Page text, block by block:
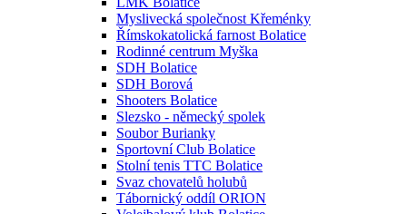
Myslivecká společnost Křeménky
Římskokatolická farnost Bolatice
Rodinné centrum Myška
SDH Bolatice
SDH Borová
Shooters Bolatice
Slezsko - německý spolek
Soubor Burianky
Sportovní Club Bolatice
Stolní tenis TTC Bolatice
Svaz chovatelů holubů
Tábornický oddíl ORION